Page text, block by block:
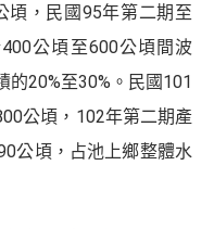
，民國95年第二期至
公頃至600公頃間波
20%至30%。民國101
公頃，102年第二期產
公頃，占池上鄉整體水